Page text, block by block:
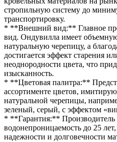
стропильную систему до
транспортировку.
* **Внешний вид:** Главное
вид. Ондувилла имеет
натуральную черепицу, а
достигается эффект старения
неоднородности цвета, что
изысканность.
* **Цветовая палитра:**
ассортименте цветов,
натуральной черепицы,
зеленый, серый, с эффектом
* **Гарантия:** Производитель
водонепроницаемость до 25
надежности и долговечности